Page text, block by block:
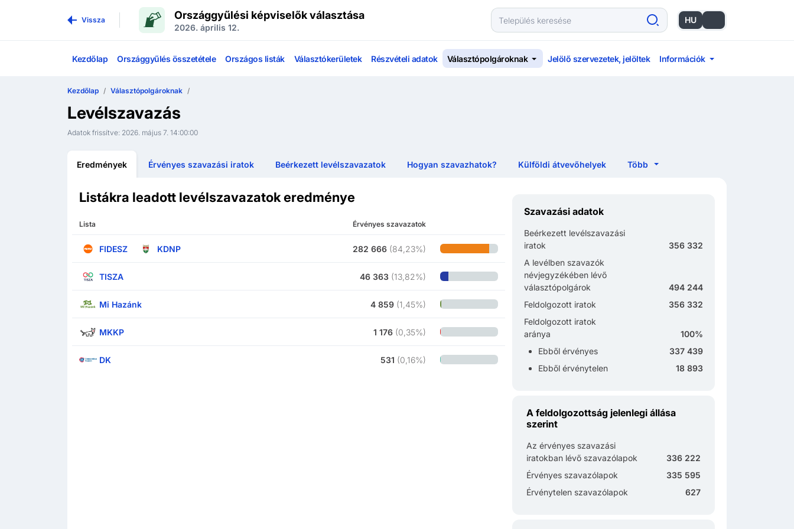
Vissza Országgyűlési képviselők választása
2026. április 12.
HU
Kezdőlap Országgyűlés összetétele Országos listák Választókerületek Részvételi adatok Választópolgároknak Jelölő szervezetek, jelöltek Információk
Kezdőlap Választópolgároknak
Levélszavazás
Adatok frissítve: 2026. május 7. 14:00:00
Eredmények Érvényes szavazási iratok Beérkezett levélszavazatok Hogyan szavazhatok? Külföldi átvevőhelyek Több
Listákra leadott levélszavazatok eredménye
Lista Érvényes szavazatok
FIDESZ KDNP 282 666 (84,23%)
TISZA 46 363 (13,82%)
Mi Hazánk 4 859 (1,45%)
MKKP 1 176 (0,35%)
DK 531 (0,16%)
Szavazási adatok
Beérkezett levélszavazási
iratok
356 332
A levélben szavazók
névjegyzékében lévő
választópolgárok
494 244
Feldolgozott iratok
356 332
Feldolgozott iratok
aránya
100%
Ebből érvényes
337 439
Ebből érvénytelen
18 893
A feldolgozottság jelenlegi állása
szerint
Az érvényes szavazási
iratokban lévő szavazólapok
336 222
Érvényes szavazólapok
335 595
Érvénytelen szavazólapok
627